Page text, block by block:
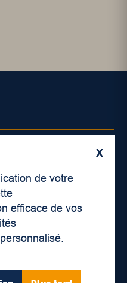
X
de votre
efficace de vos